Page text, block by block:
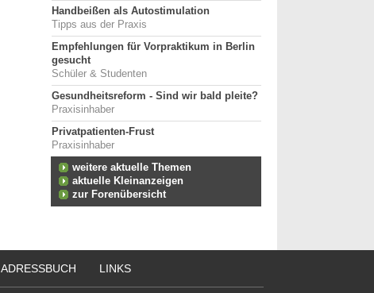
Handbeißen als Autostimulation
Tipps aus der Praxis
Empfehlungen für Vorpraktikum in Berlin
gesucht
Schüler & Studenten
Gesundheitsreform - Sind wir bald pleite?
Praxisinhaber
Privatpatienten-Frust
Praxisinhaber
weitere aktuelle Themen
aktuelle Kleinanzeigen
zur Forenübersicht
ADRESSBUCH LINKS